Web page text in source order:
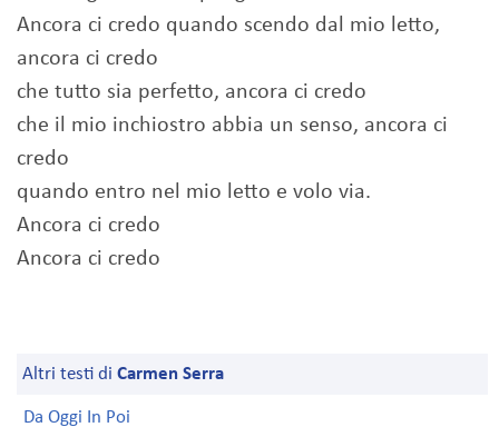
Ancora ci credo quando scendo dal mio letto,
ancora ci credo
che tutto sia perfetto, ancora ci credo
che il mio inchiostro abbia un senso, ancora ci
credo
quando entro nel mio letto e volo via.
Ancora ci credo
Ancora ci credo
Altri testi di Carmen Serra
Da Oggi In Poi